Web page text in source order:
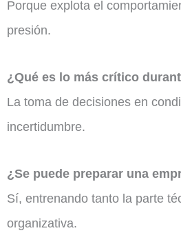
Porque explota el
presión.
¿Qué es lo más crítico
La toma de decisiones en
incertidumbre.
¿Se puede preparar una
Sí, entrenando tanto la parte
organizativa.